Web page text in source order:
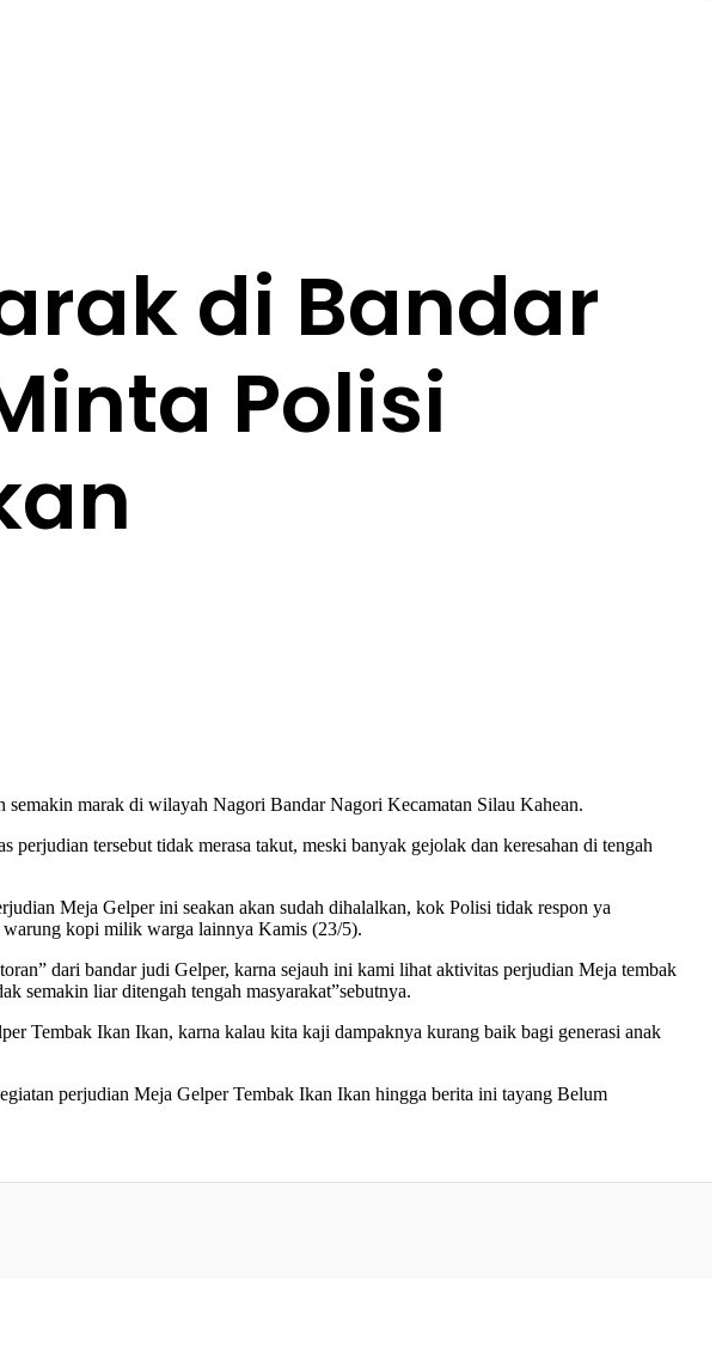
di Bandar
Polisi
marak di wilayah Nagori Bandar Nagori Kecamatan Silau Kahean.
tersebut tidak merasa takut, meski banyak gejolak dan keresahan di tengah
Meja Gelper ini seakan akan sudah dihalalkan, kok Polisi tidak respon ya
warung kopi milik warga lainnya Kamis (23/5).
dari bandar judi Gelper, karna sejauh ini kami lihat aktivitas perjudian Meja tembak
semakin liar ditengah tengah masyarakat”sebutnya.
Tembak Ikan Ikan, karna kalau kita kaji dampaknya kurang baik bagi generasi anak
perjudian Meja Gelper Tembak Ikan Ikan hingga berita ini tayang Belum